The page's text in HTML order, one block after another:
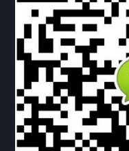
资料下载 视频中心
常见问题
购买流程 版权条款